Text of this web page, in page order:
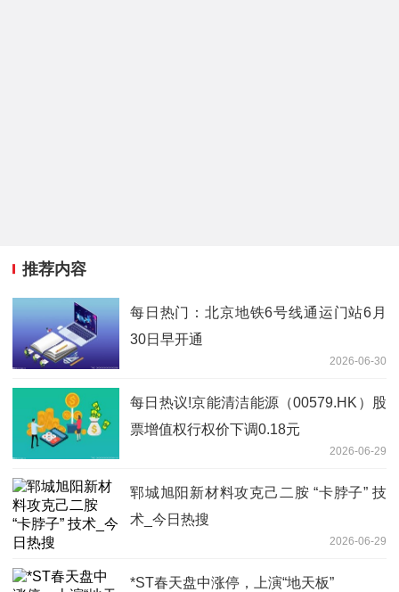
推荐内容
每日热门：北京地铁6号线通运门站6月
30日早开通
2026-06-30
每日热议!京能清洁能源（00579.HK）股
票增值权行权价下调0.18元
2026-06-29
郓城旭阳新材料攻克己二胺 “卡脖子” 技
术_今日热搜
2026-06-29
*ST春天盘中涨停，上演“地天板”